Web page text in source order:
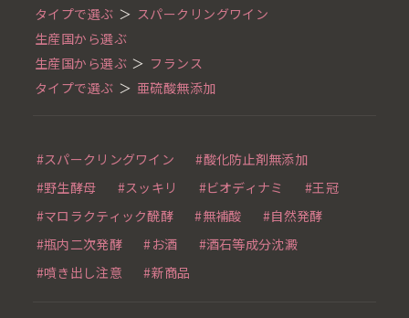
タイプで選ぶ ＞ スパークリングワイン
生産国から選ぶ
生産国から選ぶ ＞ フランス
タイプで選ぶ ＞ 亜硫酸無添加
#スパークリングワイン
#酸化防止剤無添加
#野生酵母
#スッキリ #ビオディナミ
#王冠
#マロラクティック醗酵
#無補酸
#自然発酵
#瓶内二次発酵
#お酒
#酒石等成分沈澱
#噴き出し注意
#新商品